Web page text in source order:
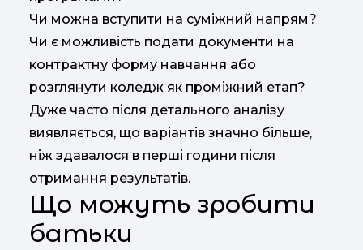
Чи можна вступити на суміжний напрям?
Чи є можливість подати документи на
контрактну форму навчання або
розглянути коледж як проміжний етап?
Дуже часто після детального аналізу
виявляється, що варіантів значно більше,
ніж здавалося в перші години після
отримання результатів.
Що можуть зробити
батьки